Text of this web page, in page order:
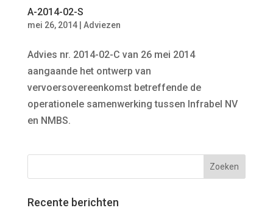
A-2014-02-S
mei 26, 2014| Adviezen
Advies nr. 2014-02-C van 26 mei 2014
aangaande het ontwerp van
vervoersovereenkomst betreffende de
operationele samenwerking tussen Infrabel NV
en NMBS.
Recente berichten